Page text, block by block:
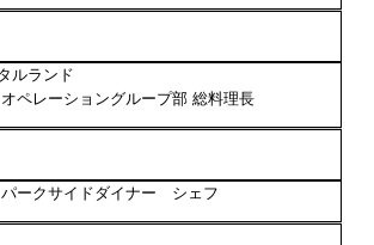
ルランド
ペレーショングループ部 総料理長
ークサイドダイナー シェフ